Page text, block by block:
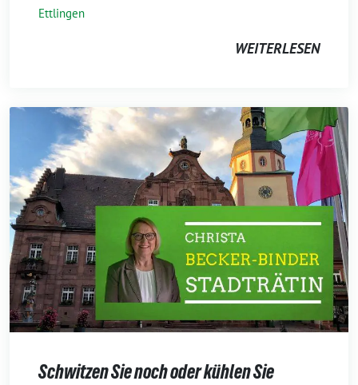
Ettlingen
WEITERLESEN
Schwitzen Sie noch oder kühlen Sie